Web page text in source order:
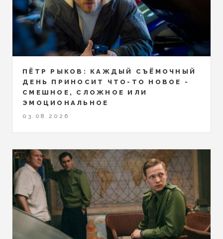
ПЁТР РЫКОВ: КАЖДЫЙ СЪЁМОЧНЫЙ
ДЕНЬ ПРИНОСИТ ЧТО-ТО НОВОЕ -
СМЕШНОЕ, СЛОЖНОЕ ИЛИ
ЭМОЦИОНАЛЬНОЕ
03.08.2026